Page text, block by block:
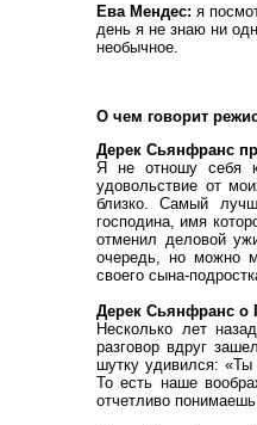
Ева Мендес: я
день я не знаю ни
необычное.
О чем говорит
Дерек Сьянфранс
Я не отношу себя к
удовольствие от
близко. Самый
господина, имя
отменил деловой
очередь, но можно
своего сына-
Дерек Сьянфранс о
Несколько лет
разговор вдруг
шутку удивился:
То есть наше
отчетливо